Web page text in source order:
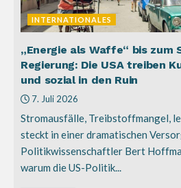
INTERNATIONALES
„Energie als Waffe“ bis zum
Regierung: Die USA treiben
und sozial in den Ruin
7. Juli 2026
Stromausfälle, Treibstoffmangel,
steckt in einer dramatischen
Politikwissenschaftler Bert
warum die US-Politik...